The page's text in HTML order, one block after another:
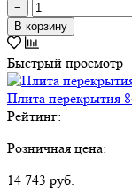
−
В корзину
Быстрый просмотр
Плита перекрытия
Рейтинг:
Розничная цена:
14 743 руб.